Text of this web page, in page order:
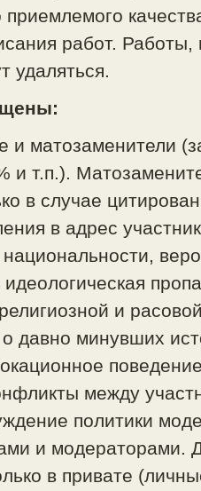
работ.
удаляться.
и матозаменители
и т.п.).
в случае
в адрес
и
о давно минувших
между
политики
и модераторами.
в привате